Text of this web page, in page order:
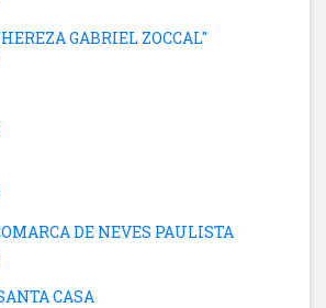
GABRIEL ZOCCAL"
DE NEVES PAULISTA
CASA